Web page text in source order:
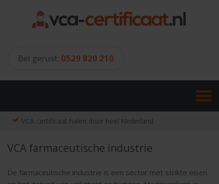
Bel gerust: 0529 820 210
VCA certificaat halen door heel Nederland
VCA farmaceutische industrie
De farmaceutische industrie is een sector met strikte eisen